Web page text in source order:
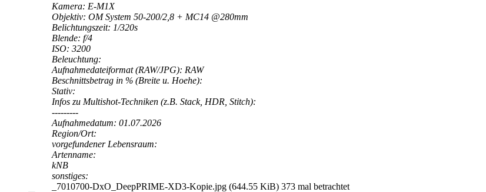
Kamera: E-M1X
Objektiv: OM System 50-200/2,8 + MC14 @280mm
Belichtungszeit: 1/320s
Blende: f/4
ISO: 3200
Beleuchtung:
Aufnahmedateiformat (RAW/JPG): RAW
Beschnittsbetrag in % (Breite u. Hoehe):
Stativ:
Infos zu Multishot-Techniken (z.B. Stack, HDR, Stitch):
---------
Aufnahmedatum: 01.07.2026
Region/Ort:
vorgefundener Lebensraum:
Artenname:
kNB
sonstiges:
_7010700-DxO_DeepPRIME-XD3-Kopie.jpg (644.55 KiB) 373 mal betrachtet